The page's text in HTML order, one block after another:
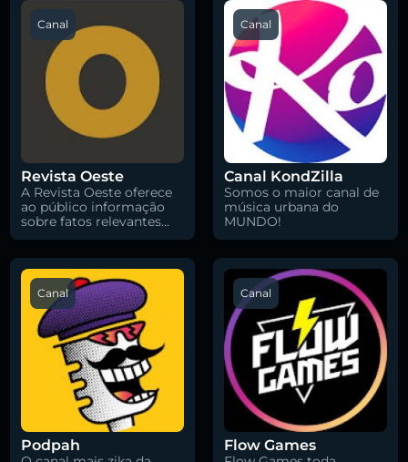
Canal
Revista Oeste
A Revista Oeste oferece
ao público informação
sobre fatos relevantes...
Canal
Canal KondZilla
Somos o maior canal de
música urbana do
MUNDO!
Canal
Podpah
Canal
Flow Games